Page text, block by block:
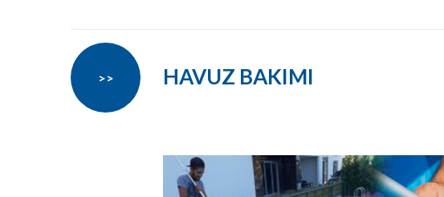
HAVUZ BAKIMI
>>